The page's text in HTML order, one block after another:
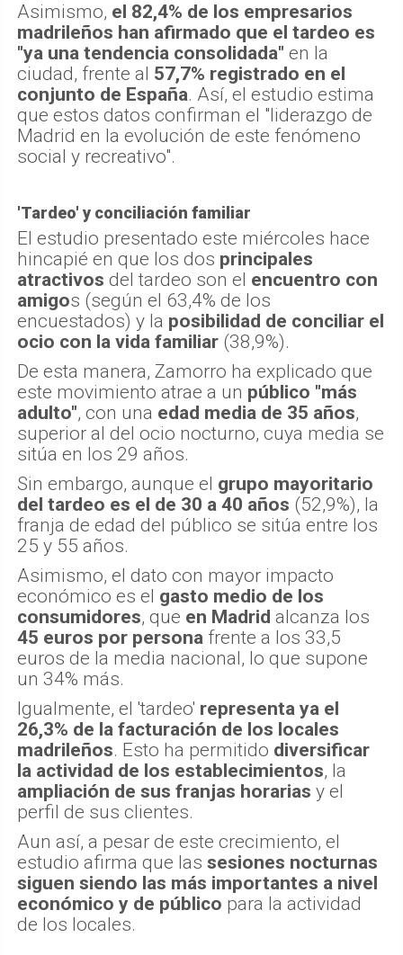
Asimismo, el 82,4% de los empresarios
madrileños han afirmado que el tardeo es
"ya una tendencia consolidada" en la
ciudad, frente al 57,7% registrado en el
conjunto de España. Así, el estudio estima
que estos datos confirman el "liderazgo de
Madrid en la evolución de este fenómeno
social y recreativo".
'Tardeo' y conciliación familiar
El estudio presentado este miércoles hace
hincapié en que los dos principales
atractivos del tardeo son el encuentro con
amigos (según el 63,4% de los
encuestados) y la posibilidad de conciliar el
ocio con la vida familiar (38,9%).
De esta manera, Zamorro ha explicado que
este movimiento atrae a un público "más
adulto", con una edad media de 35 años,
superior al del ocio nocturno, cuya media se
sitúa en los 29 años.
Sin embargo, aunque el grupo mayoritario
del tardeo es el de 30 a 40 años (52,9%), la
franja de edad del público se sitúa entre los
25 y 55 años.
Asimismo, el dato con mayor impacto
económico es el gasto medio de los
consumidores, que en Madrid alcanza los
45 euros por persona frente a los 33,5
euros de la media nacional, lo que supone
un 34% más.
Igualmente, el 'tardeo' representa ya el
26,3% de la facturación de los locales
madrileños. Esto ha permitido diversificar
la actividad de los establecimientos, la
ampliación de sus franjas horarias y el
perfil de sus clientes.
Aun así, a pesar de este crecimiento, el
estudio afirma que las sesiones nocturnas
siguen siendo las más importantes a nivel
económico y de público para la actividad
de los locales.